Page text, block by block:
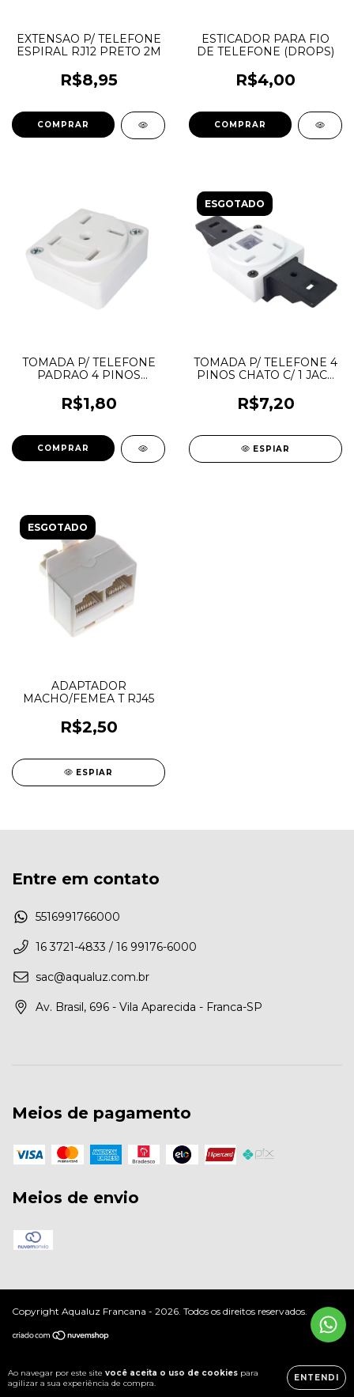
Ao navegar por este site você aceita o uso de cookies para
agilizar a sua experiência de compra.
ENTENDI
EXTENSAO P/ TELEFONE
ESPIRAL RJ12 PRETO 2M
R$8,95
ESTICADOR PARA FIO
DE TELEFONE (DROPS)
R$4,00
TOMADA P/ TELEFONE
PADRAO 4 PINOS
R$1,80
ESGOTADO
TOMADA P/ TELEFONE 4
PINOS CHATO C/ 1 JACK
R$7,20
ESPIAR
ESGOTADO
ADAPTADOR
MACHO/FEMEA T RJ45
R$2,50
ESPIAR
Entre em contato
5516991766000
16 3721-4833 / 16 99176-6000
sac@aqualuz.com.br
Av. Brasil, 696 - Vila Aparecida - Franca-SP
Meios de pagamento
Meios de envio
Copyright Aqualuz Francana - 2026. Todos os direitos reservados.